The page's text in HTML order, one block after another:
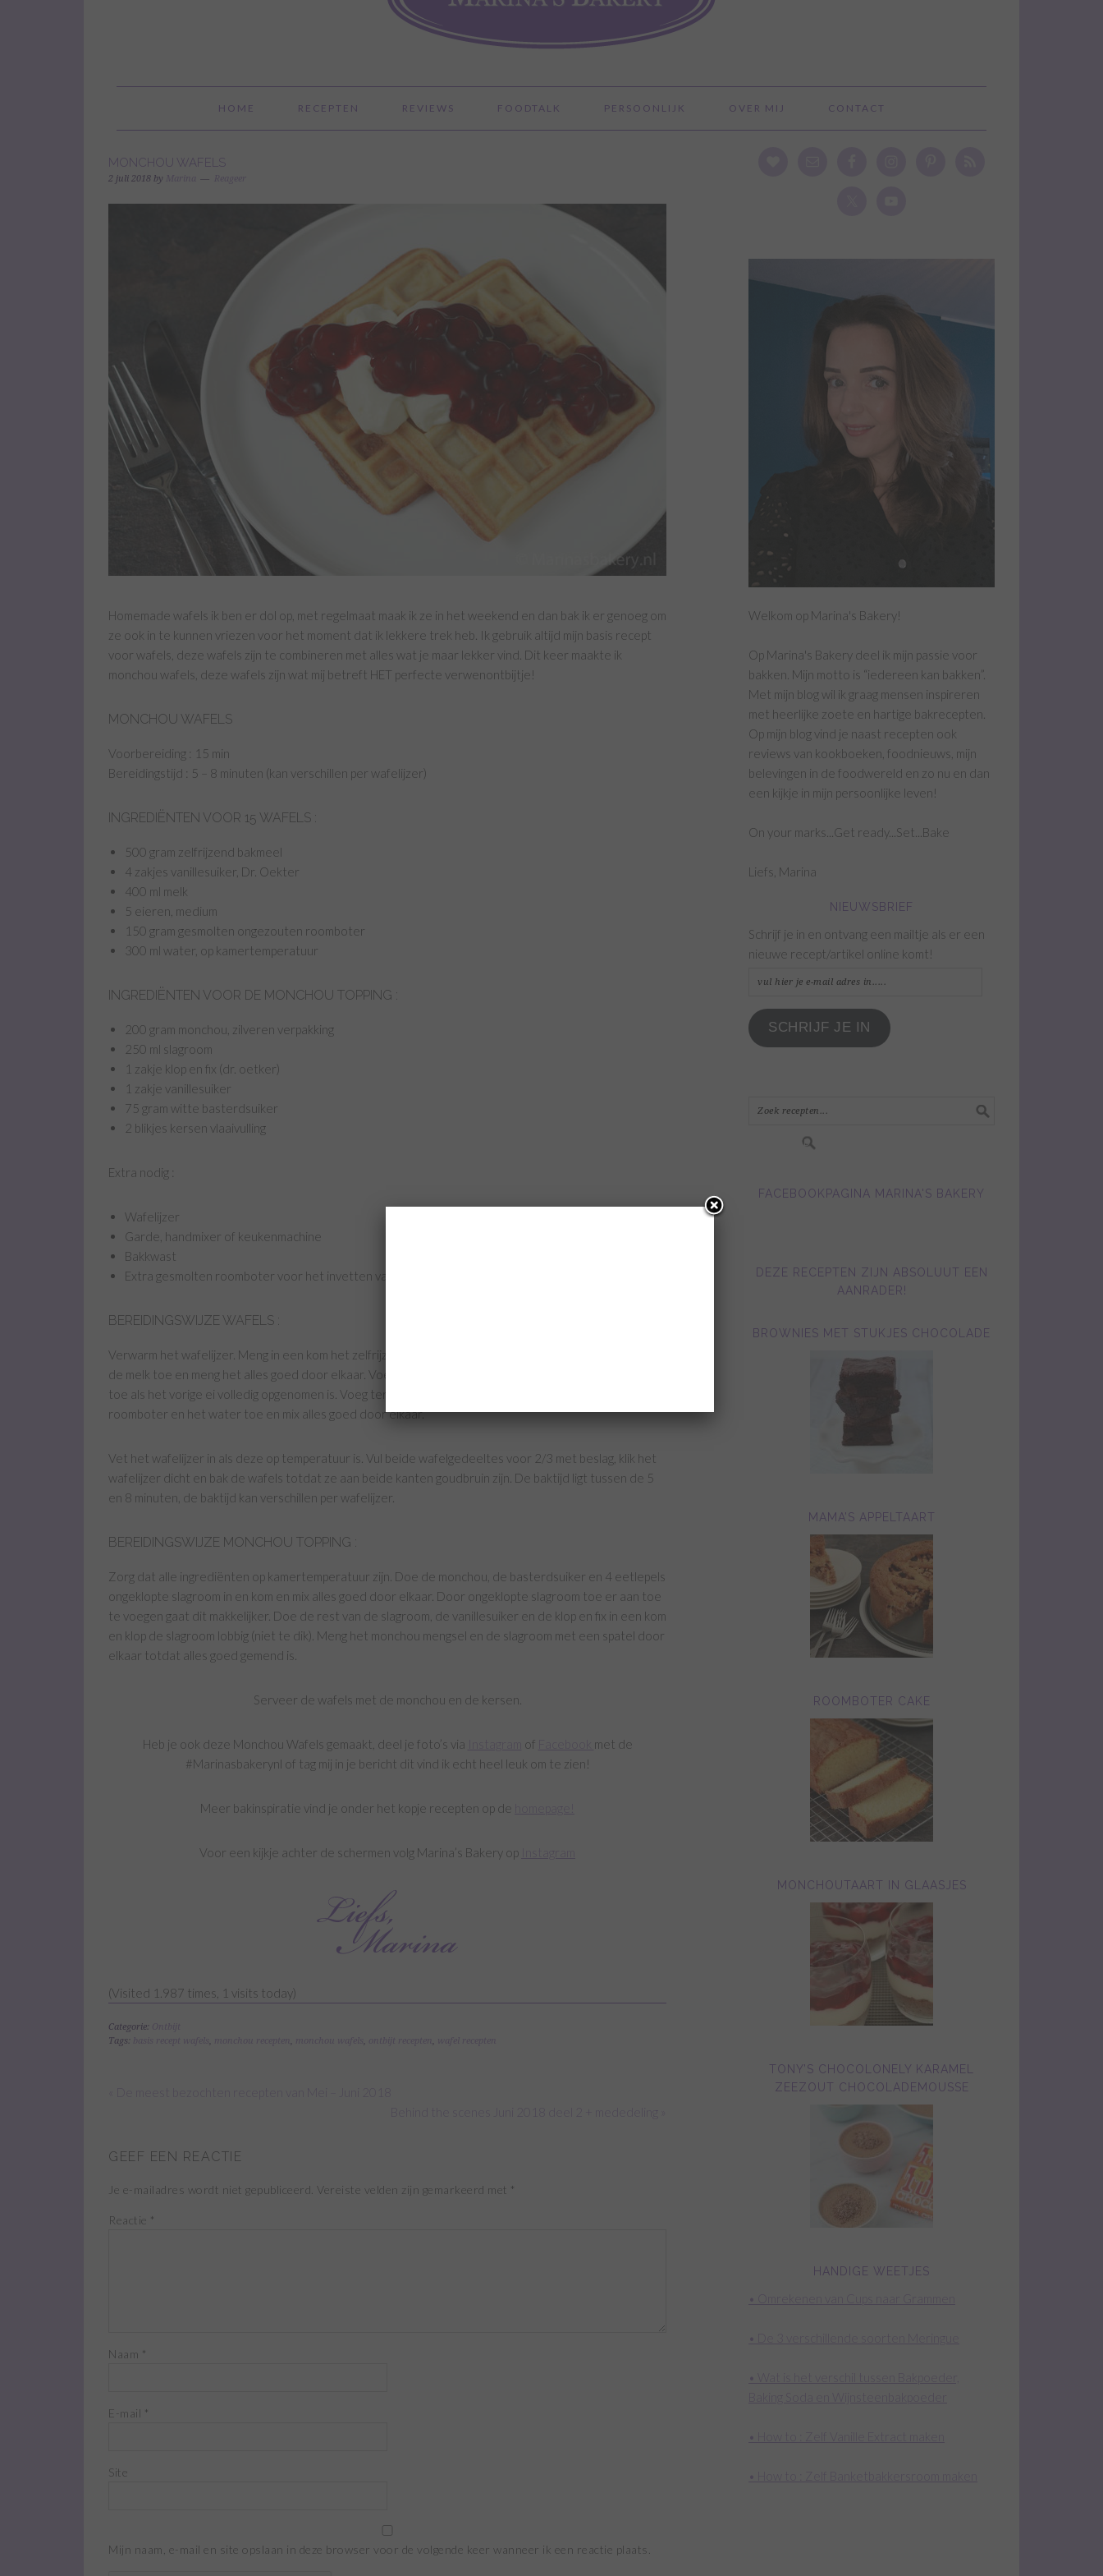
HOME RECEPTEN REVIEWS FOODTALK PERSOONLIJK OVER MIJ CONTACT
MONCHOU WAFELS
2 juli 2018 by Marina Reageer
Homemade wafels ik ben er dol op, met regelmaat maak ik ze in het weekend en dan bak ik er genoeg om
ze ook in te kunnen vriezen voor het moment dat ik lekkere trek heb. Ik gebruik altijd mijn basis recept
voor wafels, deze wafels zijn te combineren met alles wat je maar lekker vind. Dit keer maakte ik
monchou wafels, deze wafels zijn wat mij betreft HET perfecte verwenontbijtje!
MONCHOU WAFELS
Voorbereiding : 15 min
Bereidingstijd : 5 – 8 minuten (kan verschillen per wafelijzer)
INGREDIËNTEN VOOR 15 WAFELS :
500 gram zelfrijzend bakmeel
4 zakjes vanillesuiker, Dr. Oekter
400 ml melk
5 eieren, medium
150 gram gesmolten ongezouten roomboter
300 ml water, op kamertemperatuur
INGREDIËNTEN VOOR DE MONCHOU TOPPING :
200 gram monchou, zilveren verpakking
250 ml slagroom
1 zakje klop en fix (dr. oetker)
1 zakje vanillesuiker
75 gram witte basterdsuiker
2 blikjes kersen vlaaivulling
Extra nodig :
Wafelijzer
Garde, handmixer of keukenmachine
Bakkwast
Extra gesmolten roomboter voor het invetten van het wafelijzer
BEREIDINGSWIJZE WAFELS :
Verwarm het wafelijzer. Meng in een kom het zelfrijzend bakmeel en de vanillesuiker door elkaar. Voeg
de melk toe en meng het alles goed door elkaar. Voeg 1 voor 1 de eieren toe, voeg het volgende ei pas
toe als het vorige ei volledig opgenomen is. Voeg terwijl de mixer draait beetje bij beetje de gesmolten
roomboter en het water toe en mix alles goed door elkaar.
Vet het wafelijzer in als deze op temperatuur is. Vul beide wafelgedeeltes voor 2/3 met beslag, klik het
wafelijzer dicht en bak de wafels totdat ze aan beide kanten goudbruin zijn. De baktijd ligt tussen de 5
en 8 minuten, de baktijd kan verschillen per wafelijzer.
BEREIDINGSWIJZE MONCHOU TOPPING :
Zorg dat alle ingrediënten op kamertemperatuur zijn. Doe de monchou, de basterdsuiker en 4 eetlepels
ongeklopte slagroom in en kom en mix alles goed door elkaar. Door ongeklopte slagroom toe er aan toe
te voegen gaat dit makkelijker. Doe de rest van de slagroom, de vanillesuiker en de klop en fix in een kom
en klop de slagroom lobbig (niet te dik). Meng het monchou mengsel en de slagroom met een spatel door
elkaar totdat alles goed gemend is.
Serveer de wafels met de monchou en de kersen.
Heb je ook deze Monchou Wafels gemaakt, deel je foto’s via Instagram of
met de
#Marinasbakerynl of tag mij in je bericht dit vind ik echt heel leuk om te zien!
Meer bakinspiratie vind je onder het kopje recepten op de homepage!
Voor een kijkje achter de schermen volg Marina’s Bakery op Instagram
(Visited 1.987 times, 1 visits today)
Categorie: Ontbijt
Tags: basis recept wafels , monchou recepten , monchou wafels , ontbijt recepten , wafel recepten
Behind the scenes Juni 2018 deel 2 + mededeling »
GEEF EEN REACTIE
Je e-mailadres wordt niet gepubliceerd. Vereiste velden zijn gemarkeerd met *
Reactie *
Naam *
E-mail *
Site
Mijn naam, e-mail en site opslaan in deze browser voor de volgende keer wanneer ik een reactie plaats.
Welkom op Marina's Bakery!
Op Marina's Bakery deel ik mijn passie voor
bakken. Mijn motto is “iedereen kan bakken”.
Met mijn blog wil ik graag mensen inspireren
met heerlijke zoete en hartige bakrecepten.
Op mijn blog vind je naast recepten ook
reviews van kookboeken, foodnieuws, mijn
belevingen in de foodwereld en zo nu en dan
een kijkje in mijn persoonlijke leven!
On your marks...Get ready...Set...Bake
Liefs, Marina
NIEUWSBRIEF
Schrijf je in en ontvang een mailtje als er een
nieuwe recept/artikel online komt!
vul
je
e-
SCHRIJF JE IN
FACEBOOKPAGINA MARINA'S BAKERY
DEZE RECEPTEN ZIJN ABSOLUUT EEN
AANRADER!
BROWNIES MET STUKJES CHOCOLADE
MAMA’S APPELTAART
ROOMBOTER CAKE
MONCHOUTAART IN GLAASJES
TONY’S CHOCOLONELY KARAMEL
ZEEZOUT CHOCOLADEMOUSSE
HANDIGE WEETJES
• Omrekenen van Cups naar Grammen
• De 3 verschillende soorten Meringue
• Wat is het verschil tussen Bakpoeder,
Baking Soda en Wijnsteenbakpoeder
• How to : Zelf Vanille Extract maken
• How to : Zelf Banketbakkersroom maken